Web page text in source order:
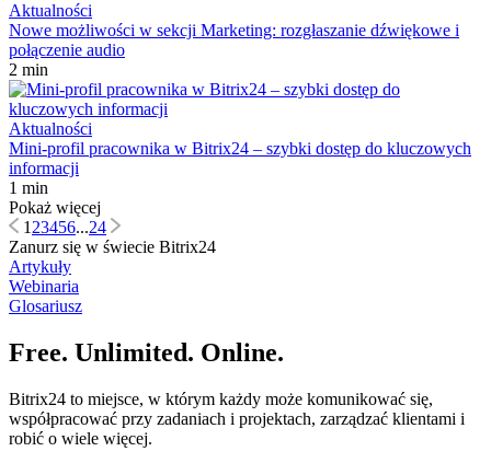
Aktualności
Nowe możliwości w sekcji Marketing: rozgłaszanie dźwiękowe i
połączenie audio
2 min
Aktualności
Mini-profil pracownika w Bitrix24 – szybki dostęp do kluczowych
informacji
1 min
Pokaż więcej
123456...24
Zanurz się w świecie Bitrix24
Artykuły
Webinaria
Glosariusz
Free. Unlimited. Online.
Bitrix24 to miejsce, w którym każdy może komunikować się,
współpracować przy zadaniach i projektach, zarządzać klientami i
robić o wiele więcej.